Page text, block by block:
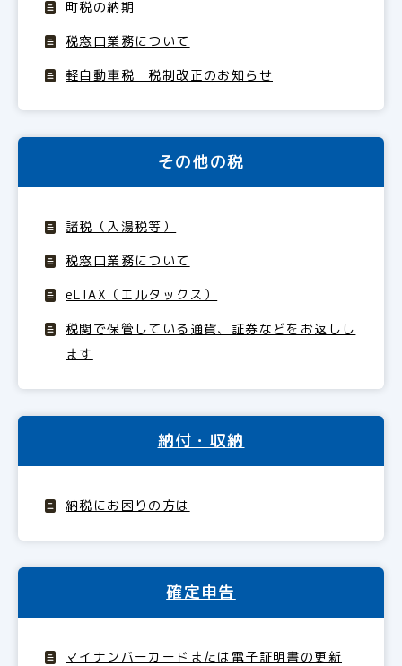
町税の納期
税窓口業務について
軽自動車税 税制改正のお知らせ
その他の税
諸税（入湯税等）
税窓口業務について
eLTAX（エルタックス）
税関で保管している通貨、証券などをお返しし
ます
納付・収納
納税にお困りの方は
確定申告
マイナンバーカードまたは電子証明書の更新